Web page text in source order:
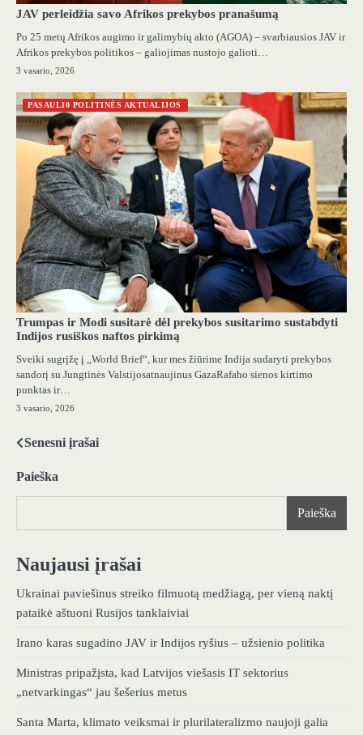
JAV perleidžia savo Afrikos prekybos pranašumą
Po 25 metų Afrikos augimo ir galimybių akto (AGOA) – svarbiausios JAV ir
Afrikos prekybos politikos – galiojimas nustojo galioti…
3 vasario, 2026
PASAULI0 POLITINĖS AKTUALIJOS
Trumpas ir Modi susitarė dėl prekybos susitarimo sustabdyti
Indijos rusiškos naftos pirkimą
Sveiki sugrįžę į „World Brief“, kur mes žiūrime Indija sudaryti prekybos
sandorį su Jungtinės Valstijosatnaujinus GazaRafaho sienos kirtimo
punktas ir…
3 vasario, 2026
Navigacija
tarp
Senesni įrašai
Paieška
Paieška
Naujausi įrašai
Ukrainai paviešinus streiko filmuotą medžiagą, per vieną naktį
pataikė aštuoni Rusijos tanklaiviai
Irano karas sugadino JAV ir Indijos ryšius – užsienio politika
Ministras pripažįsta, kad Latvijos viešasis IT sektorius
„netvarkingas“ jau šešerius metus
Santa Marta, klimato veiksmai ir plurilateralizmo naujoji galia